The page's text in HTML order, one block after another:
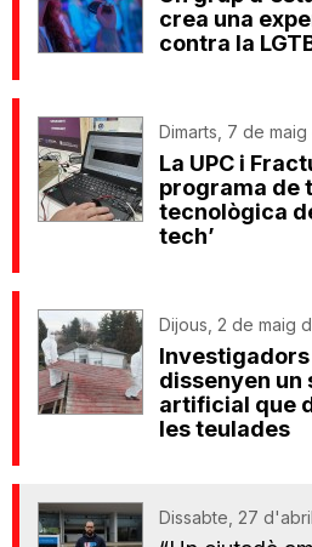
crea una
contra la
Dimarts, 7 de
La UPC i
programa de
tecnològica
tech’
Dijous, 2 de maig
Investigadors
dissenyen un
artificial que
les teulades
Dissabte, 27